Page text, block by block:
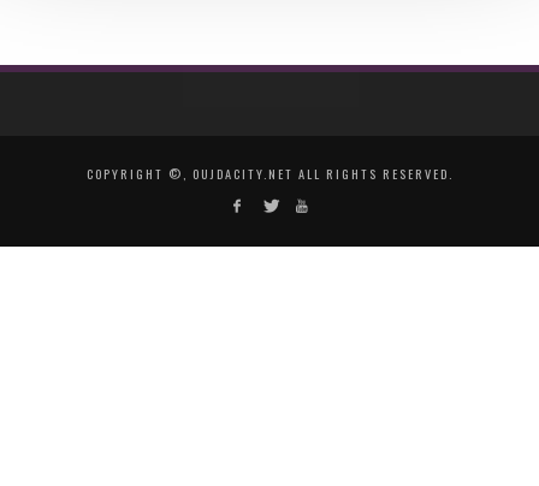
COPYRIGHT ©, OUJDACITY.NET ALL RIGHTS RESERVED.